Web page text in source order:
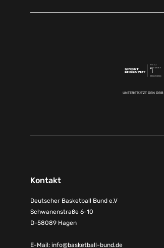
UNTERSTÜTZT DEN DBB
Kontakt
Deutscher Basketball Bund e.V
Schwanenstraße 6-10
D-58089 Hagen
E-Mail: info@basketball-bund.de